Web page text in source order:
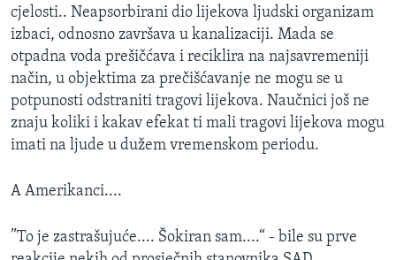
cjelosti.. Neapsorbirani dio lijekova ljudski organizam
izbaci, odnosno završava u kanalizaciji. Mada se
otpadna voda prešičćava i reciklira na najsavremeniji
način, u objektima za prečišćavanje ne mogu se u
potpunosti odstraniti tragovi lijekova. Naučnici još ne
znaju koliki i kakav efekat ti mali tragovi lijekova mogu
imati na ljude u dužem vremenskom periodu.
A Amerikanci....
”To je zastrašujuće.... Šokiran sam....“ - bile su prve